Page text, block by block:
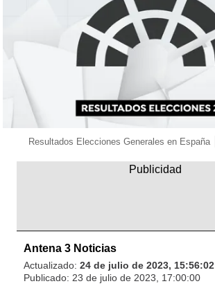
Resultados Elecciones Generales en España
Antena 3 Noticias
Actualizado: 24 de julio de 2023, 15:56:02
Publicado: 23 de julio de 2023, 17:00:00